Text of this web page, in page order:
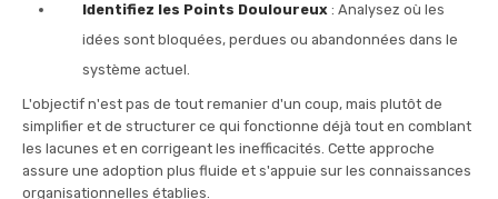
Identifiez les Points Douloureux : Analysez où les
idées sont bloquées, perdues ou abandonnées dans le
système actuel.
L'objectif n'est pas de tout remanier d'un coup, mais plutôt de
simplifier et de structurer ce qui fonctionne déjà tout en comblant
les lacunes et en corrigeant les inefficacités. Cette approche
assure une adoption plus fluide et s'appuie sur les connaissances
organisationnelles établies.